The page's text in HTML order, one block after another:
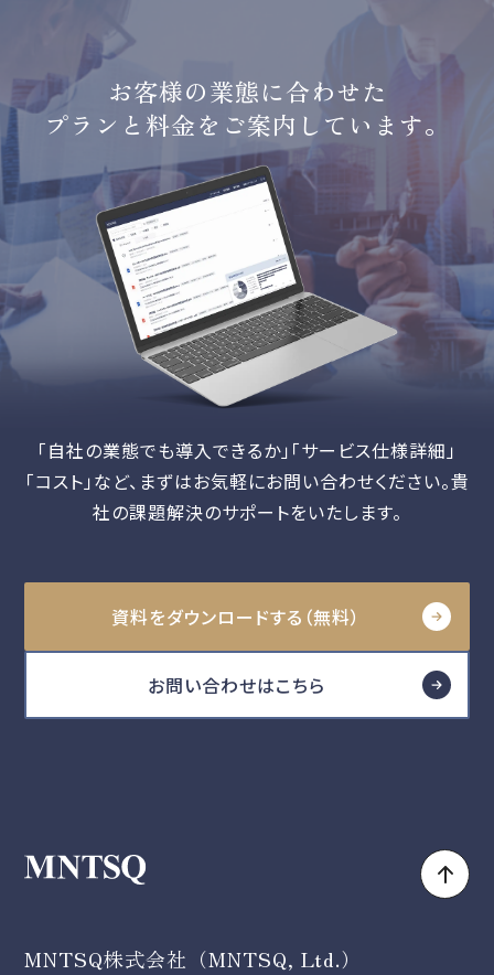
お客様の業態に合わせた
プランと料金をご案内しています。
「自社の業態でも導入できるか」「サービス仕様詳細」
「コスト」など、 まずはお気軽にお問い合わせください。貴
社の課題解決のサポートをいたします。
資料をダウンロードする（無料）
お問い合わせはこちら
MNTSQ株式会社（MNTSQ, Ltd.）